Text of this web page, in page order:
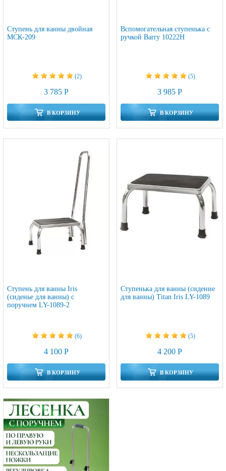
Ступень для ванны двойная
МСК-209
(2)
3 785 Р
В КОРЗИНУ
Вспомогательная ступенька с
ручкой Barry 10222H
(5)
3 985 Р
В КОРЗИНУ
Ступень для ванны Iris
(сиденье для ванны) с
поручнем LY-1089-2
(6)
4 100 Р
В КОРЗИНУ
Ступенька для ванны (сидение
для ванны) Titan Iris LY-1089
(5)
4 200 Р
В КОРЗИНУ